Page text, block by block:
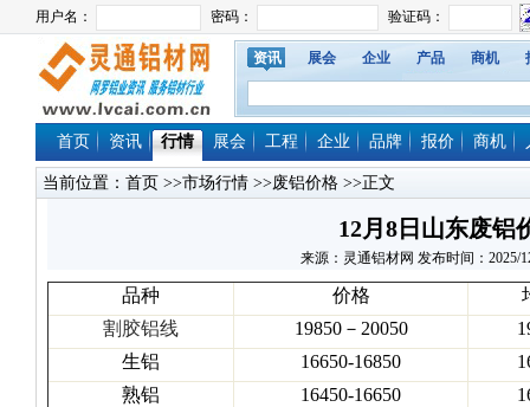
资讯 展会 企业 产品 商机
首页 资讯 行情 展会 工程 企业 品牌 报价 商机
当前位置： 首页 >>市场行情 >>废铝价格 >>正文
12月8日山东废铝
来源：灵通铝材网 发布时间：2025/
品种 价格
割胶铝线
19850－20050
生铝
16650-16850
熟铝
16450-16650